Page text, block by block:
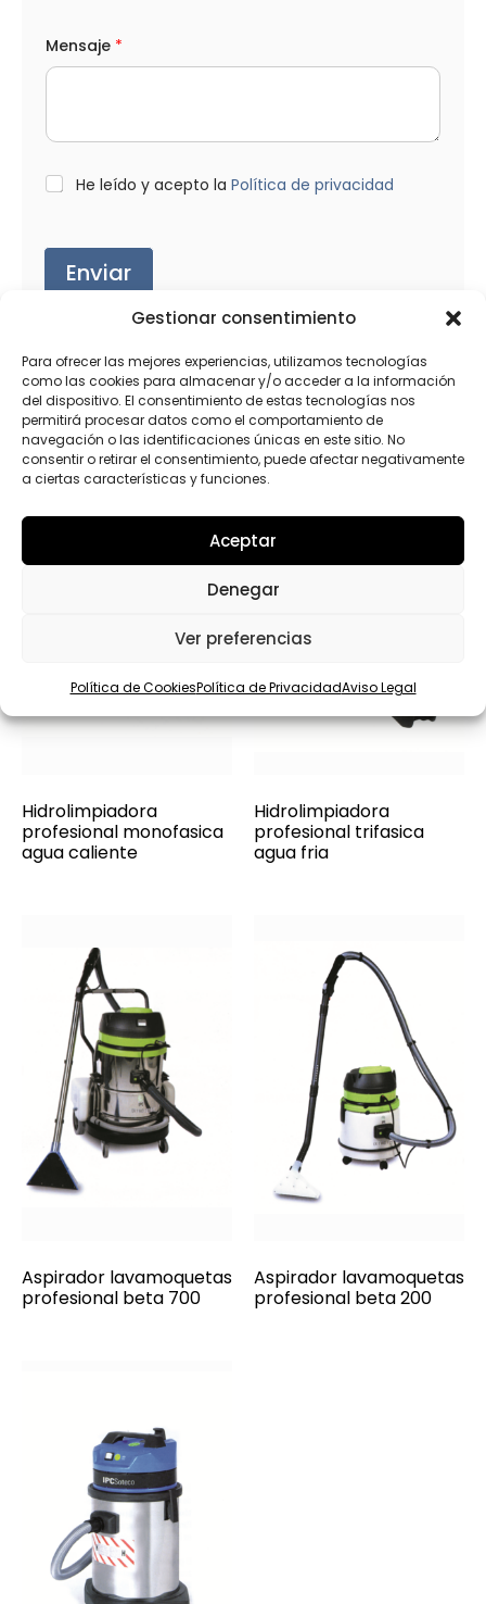
Gestionar consentimiento
Para ofrecer las mejores experiencias, utilizamos tecnologías
como las cookies para almacenar y/o acceder a la información
del dispositivo. El consentimiento de estas tecnologías nos
permitirá procesar datos como el comportamiento de
navegación o las identificaciones únicas en este sitio. No
consentir o retirar el consentimiento, puede afectar negativamente
a ciertas características y funciones.
Aceptar
Denegar
Ver preferencias
Política de CookiesPolítica de PrivacidadAviso Legal
d
o
s
n
i
d
Mensaje *
L
*
He leído y acepto la Política de privacidad
Enviar
Productos relacionados
Hidrolimpiadora
profesional monofasica
agua caliente
Hidrolimpiadora
profesional trifasica
agua fria
Aspirador lavamoquetas
profesional beta 700
Aspirador lavamoquetas
profesional beta 200